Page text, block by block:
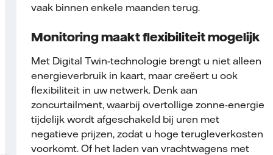
vaak binnen enkele maanden terug.
Monitoring maakt flexibiliteit mogelijk
Met Digital Twin-technologie brengt u niet alleen
energieverbruik in kaart, maar creëert u ook
flexibiliteit in uw netwerk. Denk aan
zoncurtailment, waarbij overtollige zonne-energie
tijdelijk wordt afgeschakeld bij uren met
negatieve prijzen, zodat u hoge terugleverkosten
voorkomt. Of het laden van vrachtwagens met